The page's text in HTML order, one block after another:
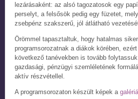
lezárásaként: az alsó tagozatosok egy
perselyt, a felsősök pedig egy füzetet,
zsebpénz szakszerű, jól átlátható
Örömmel tapasztaltuk, hogy hatalmas
programsorozatnak a diákok körében,
következő tanévekben is tovább
gazdasági, pénzügyi szemléletének
aktív részvétellel.
A programsorozaton készült képek a